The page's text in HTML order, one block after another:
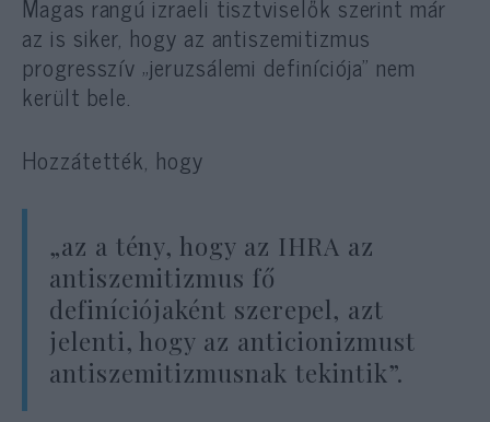
Magas rangú izraeli tisztviselők szerint már
az is siker, hogy az antiszemitizmus
progresszív „jeruzsálemi definíciója” nem
került bele.
Hozzátették, hogy
„az a tény, hogy az IHRA az
antiszemitizmus fő
definíciójaként szerepel, azt
jelenti, hogy az anticionizmust
antiszemitizmusnak tekintik”.